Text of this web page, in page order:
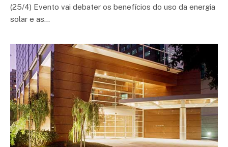
(25/4) Evento vai debater os benefícios do uso da energia
solar e as…